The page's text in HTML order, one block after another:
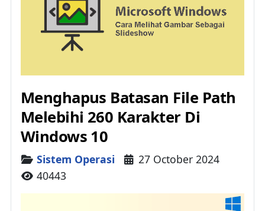
Menghapus Batasan File Path
Melebihi 260 Karakter Di
Windows 10
Details
Sistem Operasi
27 October 2024
40443